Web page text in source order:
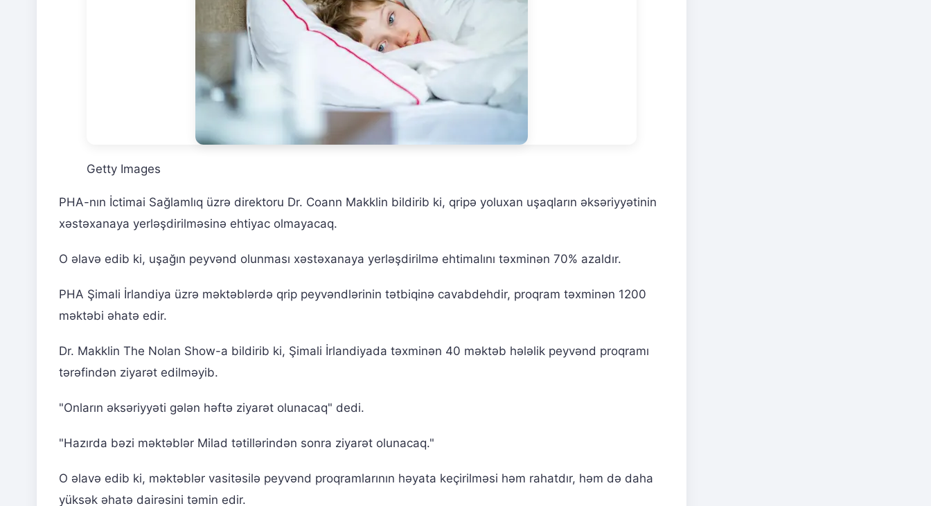
Getty Images
PHA-nın İctimai Sağlamlıq üzrə direktoru Dr. Coann Makklin bildirib ki, qripə yoluxan uşaqların əksəriyyətinin
xəstəxanaya yerləşdirilməsinə ehtiyac olmayacaq.
O əlavə edib ki, uşağın peyvənd olunması xəstəxanaya yerləşdirilmə ehtimalını təxminən 70% azaldır.
PHA Şimali İrlandiya üzrə məktəblərdə qrip peyvəndlərinin tətbiqinə cavabdehdir, proqram təxminən 1200
məktəbi əhatə edir.
Dr. Makklin The Nolan Show-a bildirib ki, Şimali İrlandiyada təxminən 40 məktəb hələlik peyvənd proqramı
tərəfindən ziyarət edilməyib.
"Onların əksəriyyəti gələn həftə ziyarət olunacaq" dedi.
"Hazırda bəzi məktəblər Milad tətillərindən sonra ziyarət olunacaq."
O əlavə edib ki, məktəblər vasitəsilə peyvənd proqramlarının həyata keçirilməsi həm rahatdır, həm də daha
yüksək əhatə dairəsini təmin edir.